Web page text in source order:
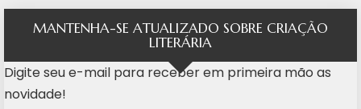
MANTENHA-SE ATUALIZADO SOBRE CRIAÇÃO
LITERÁRIA
Digite seu e-mail para receber em primeira mão as
novidade!